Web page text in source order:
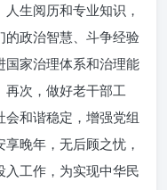
生阅历和专业知识，
的政治智慧、斗争经验
国家治理体系和治理能
再次，做好老干部工
和谐稳定，增强党组
晚年，无后顾之忧，
工作，为实现中华民